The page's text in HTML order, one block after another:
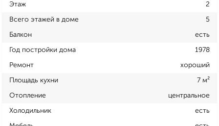
Этаж 2
Всего этажей в доме 5
Балкон есть
Год постройки дома 1978
Ремонт хороший
Площадь кухни 7 м²
Отопление центральное
Холодильник есть